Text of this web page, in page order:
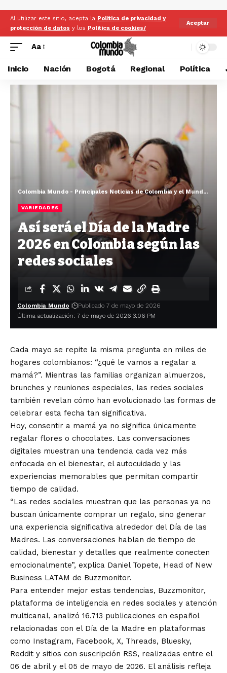
Al utilizar este sitio, acepta la Politica de privacidad y
protección de datos y los Politica de cookies/
Aceptar
Aa
Inicio Nación Bogotá Regional Política
Colombia Mundo - Principales Noticias de Colombia y el Mundo Hoy
VARIEDADES
Así será el Día de la Madre
2026 en Colombia según las
redes sociales
Última actualización: 7 de mayo de 2026 3:06 PM
Colombia Mundo Publicado 7 de mayo de 2026
Cada mayo se repite la misma pregunta en miles de
hogares colombianos: “¿qué le vamos a regalar a
mamá?”. Mientras las familias organizan almuerzos,
brunches y reuniones especiales, las redes sociales
también revelan cómo han evolucionado las formas de
celebrar esta fecha tan significativa.
Hoy, consentir a mamá ya no significa únicamente
regalar flores o chocolates. Las conversaciones
digitales muestran una tendencia cada vez más
enfocada en el bienestar, el autocuidado y las
experiencias memorables que permitan compartir
tiempo de calidad.
“Las redes sociales muestran que las personas ya no
buscan únicamente comprar un regalo, sino generar
una experiencia significativa alrededor del Día de las
Madres. Las conversaciones hablan de tiempo de
calidad, bienestar y detalles que realmente conecten
emocionalmente”, explica Daniel Topete, Head of New
Business LATAM de Buzzmonitor.
Para entender mejor estas tendencias, Buzzmonitor,
plataforma de inteligencia en redes sociales y atención
multicanal, analizó 16.713 publicaciones en español
relacionadas con el Día de la Madre en plataformas
como Instagram, Facebook, X, Threads, Bluesky,
Reddit y sitios con suscripción RSS, realizadas entre el
06 de abril y el 05 de mayo de 2026. El análisis refleja